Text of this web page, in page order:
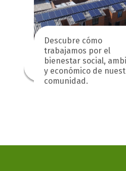
Descubre cómo
trabajamos por el
bienestar social,
y económico de
comunidad.